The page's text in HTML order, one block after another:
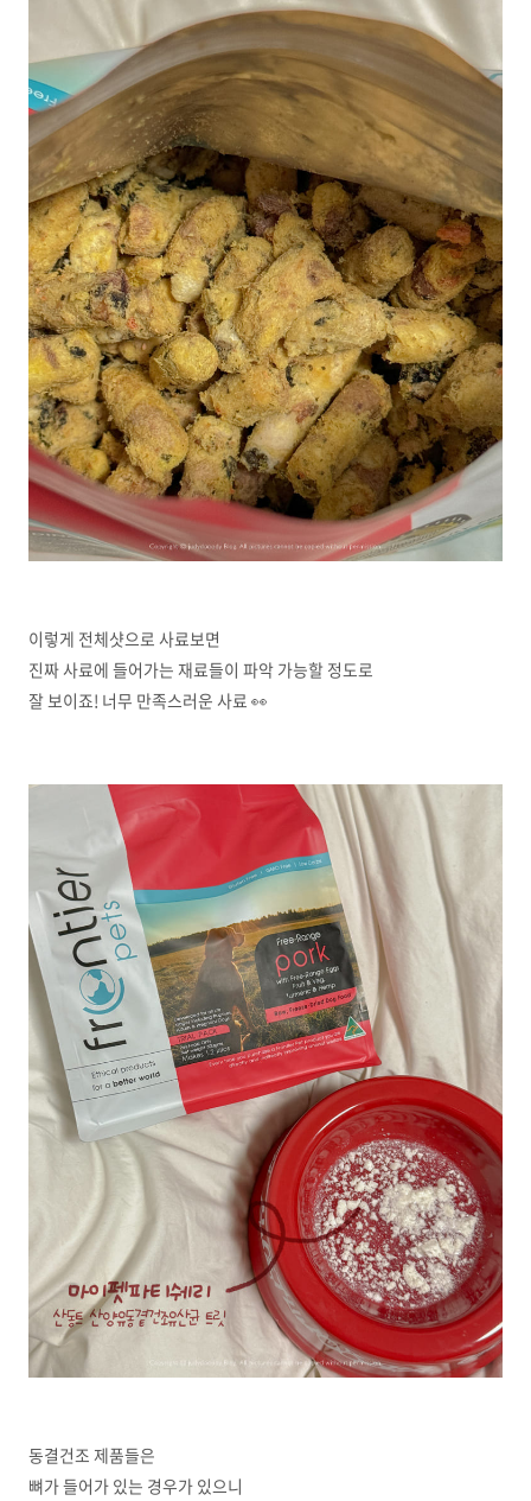
이렇게 전체샷으로 사료보면
진짜 사료에 들어가는 재료들이 파악 가능할 정도로
잘 보이죠! 너무 만족스러운 사료 👀
동결건조 제품들은
뼈가 들어가 있는 경우가 있으니